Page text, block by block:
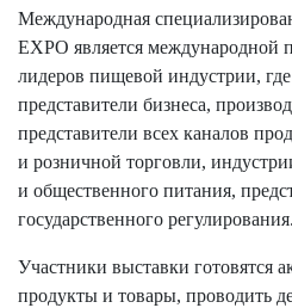
Международная
EXPO является международной
лидеров пищевой индустрии,
представители бизнеса,
представители всех каналов
и розничной торговли,
и общественного питания,
государственного регулирования.
Участники выставки готовятся
продукты и товары, проводить